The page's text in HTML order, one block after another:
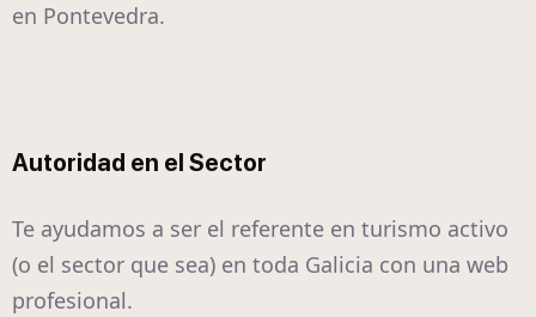
en Pontevedra.
Autoridad en el Sector
Te ayudamos a ser el referente en turismo activo
(o el sector que sea) en toda Galicia con una web
profesional.